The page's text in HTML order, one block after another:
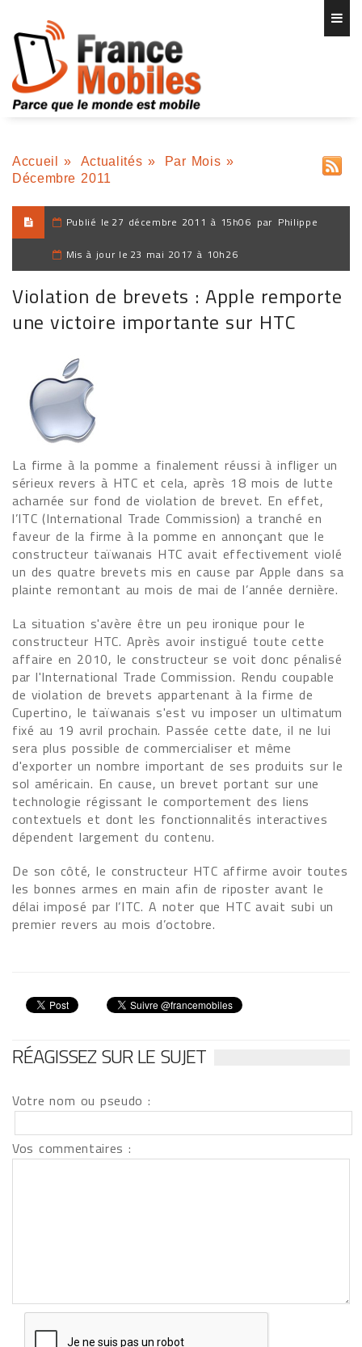
Accueil » Actualités » Par Mois »
Décembre 2011
Publié le 27 décembre 2011 à 15h06 par Philippe
Mis à jour le 23 mai 2017 à 10h26
Violation de brevets : Apple remporte
une victoire importante sur HTC
La firme à la pomme a finalement réussi à infliger un
sérieux revers à HTC et cela, après 18 mois de lutte
acharnée sur fond de violation de brevet. En effet,
l’ITC (International Trade Commission) a tranché en
faveur de la firme à la pomme en annonçant que le
constructeur taïwanais HTC avait effectivement violé
un des quatre brevets mis en cause par Apple dans sa
plainte remontant au mois de mai de l’année dernière.
La situation s'avère être un peu ironique pour le
constructeur HTC. Après avoir instigué toute cette
affaire en 2010, le constructeur se voit donc pénalisé
par l'International Trade Commission. Rendu coupable
de violation de brevets appartenant à la firme de
Cupertino, le taïwanais s'est vu imposer un ultimatum
fixé au 19 avril prochain. Passée cette date, il ne lui
sera plus possible de commercialiser et même
d'exporter un nombre important de ses produits sur le
sol américain. En cause, un brevet portant sur une
technologie régissant le comportement des liens
contextuels et dont les fonctionnalités interactives
dépendent largement du contenu.
De son côté, le constructeur HTC affirme avoir toutes
les bonnes armes en main afin de riposter avant le
délai imposé par l’ITC. A noter que HTC avait subi un
premier revers au mois d’octobre.
RÉAGISSEZ SUR LE SUJET
Votre nom ou pseudo :
Vos commentaires :